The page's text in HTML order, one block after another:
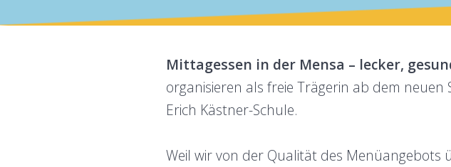
Mittagessen in der Mensa – lecker,
organisieren als freie Trägerin ab dem
Erich Kästner-Schule.
Weil wir von der Qualität des Menüangebots